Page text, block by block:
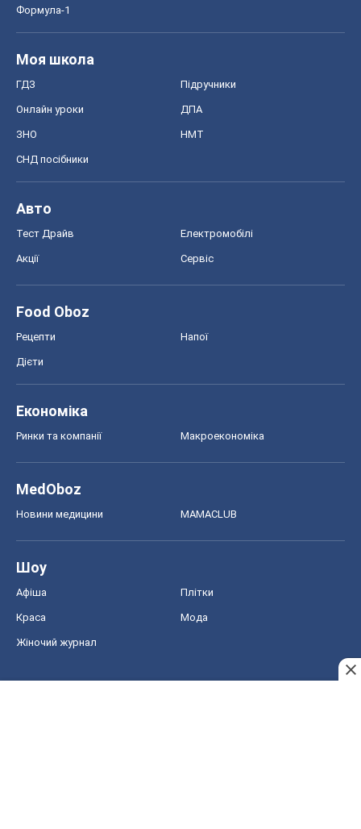
Формула-1
Моя школа
ГДЗ Підручники
Онлайн уроки ДПА
ЗНО НМТ
СНД посібники
Авто
Тест Драйв Електромобілі
Акції Сервіс
Food Oboz
Рецепти Напої
Дієти
Економіка
Ринки та компанії Макроекономіка
MedOboz
Новини медицини MAMACLUB
Шоу
Афіша Плітки
Краса Мода
Жіночий журнал